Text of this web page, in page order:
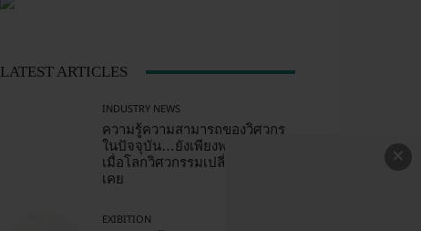
LATEST ARTICLES
INDUSTRY NEWS
ความรู้ความสามารถของวิศวกร
ในปัจจุบัน…ยังเพียงพอหรือไม่?
เมื่อโลกวิศวกรรมเปลี่ยนเร็วกว่าที่
เคย
EXIBITION
×